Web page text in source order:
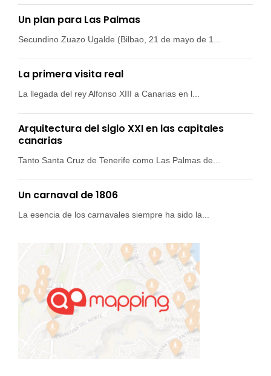
Un plan para Las Palmas
Secundino Zuazo Ugalde (Bilbao, 21 de mayo de 1...
La primera visita real
La llegada del rey Alfonso XIII a Canarias en l...
Arquitectura del siglo XXI en las capitales
canarias
Tanto Santa Cruz de Tenerife como Las Palmas de...
Un carnaval de 1806
La esencia de los carnavales siempre ha sido la...